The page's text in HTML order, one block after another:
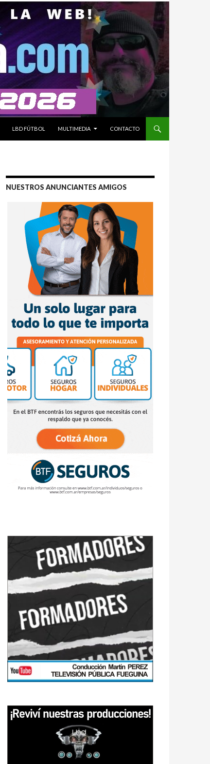
LBD FÚTBOL MULTIMEDIA CONTACTO
NUESTROS ANUNCIANTES AMIGOS